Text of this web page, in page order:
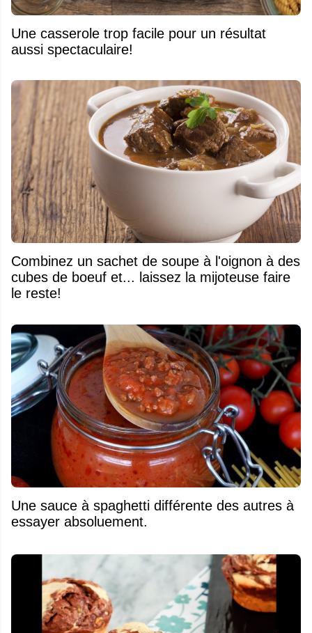
Une casserole trop facile pour un résultat
aussi spectaculaire!
Combinez un sachet de soupe à l'oignon à des
cubes de boeuf et... laissez la mijoteuse faire
le reste!
Une sauce à spaghetti différente des autres à
essayer absoluement.